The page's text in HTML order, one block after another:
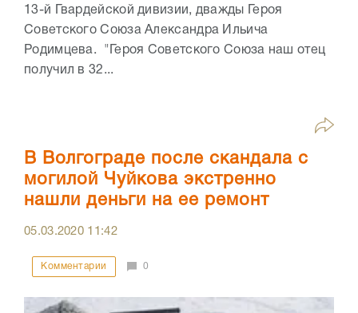
13-й Гвардейской дивизии, дважды Героя
Советского Союза Александра Ильича
Родимцева. "Героя Советского Союза наш отец
получил в 32...
В Волгограде после скандала с
могилой Чуйкова экстренно
нашли деньги на ее ремонт
05.03.2020 11:42
Комментарии 0